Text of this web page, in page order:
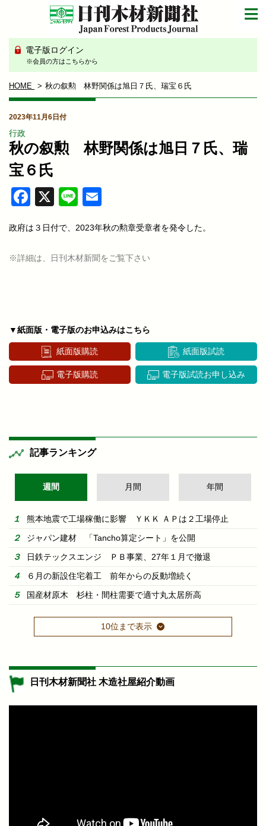
電子版ログイン
※会員の方はこちらから
HOME 秋の叙勲 林野関係は旭日７氏、瑞宝６氏
2023年11月6日付
行政
秋の叙勲 林野関係は旭日７氏、瑞
宝６氏
Facebook
X Line
政府は３日付で、2023年秋の勲章受章者を発令した。
※詳細は、日刊木材新聞をご覧下さい
▼紙面版・電子版のお申込みはこちら
紙面版購読 紙面版試読
電子版購読 電子版試読お申し込み
記事ランキング
週間 月間 年間
熊本地震で工場稼働に影響 ＹＫＫ ＡＰは２工場停止
ジャパン建材 「Tancho算定シート」を公開
日鉄テックスエンジ ＰＢ事業、27年１月で撤退
６月の新設住宅着工 前年からの反動増続く
国産材原木 杉柱・間柱需要で適寸丸太居所高
10位まで表示
日刊木材新聞社 木造社屋紹介動画